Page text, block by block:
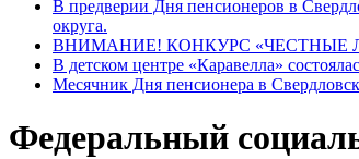
В предверии Дня пенсионеров в
округа.
ВНИМАНИЕ! КОНКУРС «ЧЕСТНЫЕ
В детском центре «Каравелла»
Месячник Дня пенсионера в
Федеральный